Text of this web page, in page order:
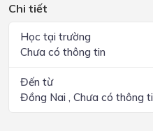
Chi tiết
Học tại trường
Chưa có thông tin
Đến từ
Đồng Nai , Chưa có thông